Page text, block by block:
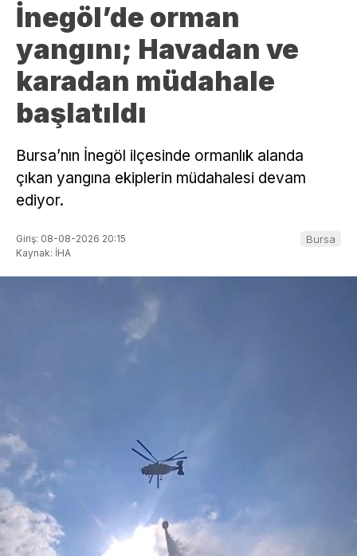
İnegöl’de orman
yangını; Havadan ve
karadan müdahale
başlatıldı
Bursa’nın İnegöl ilçesinde ormanlık alanda
çıkan yangına ekiplerin müdahalesi devam
ediyor.
Giriş: 08-08-2026 20:15
Kaynak: İHA
Bursa